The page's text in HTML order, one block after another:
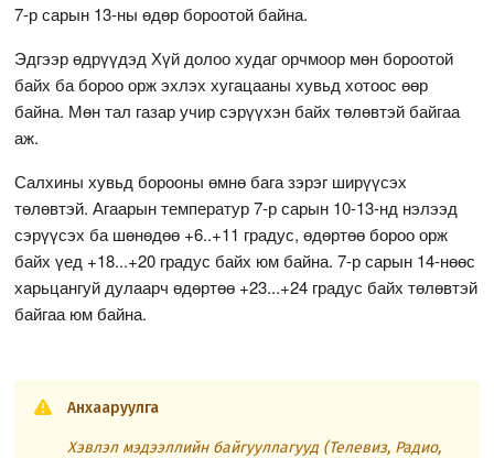
7-р сарын 13-ны өдөр бороотой байна.
Эдгээр өдрүүдэд Хүй долоо худаг орчмоор мөн бороотой
байх ба бороо орж эхлэх хугацааны хувьд хотоос өөр
байна. Мөн тал газар учир сэрүүхэн байх төлөвтэй байгаа
аж.
Салхины хувьд борооны өмнө бага зэрэг ширүүсэх
төлөвтэй. Агаарын температур 7-р сарын 10-13-нд нэлээд
сэрүүсэх ба шөнөдөө +6..+11 градус, өдөртөө бороо орж
байх үед +18...+20 градус байх юм байна. 7-р сарын 14-нөөс
харьцангуй дулаарч өдөртөө +23...+24 градус байх төлөвтэй
байгаа юм байна.
Анхааруулга
Хэвлэл мэдээллийн байгууллагууд (Телевиз, Радио,